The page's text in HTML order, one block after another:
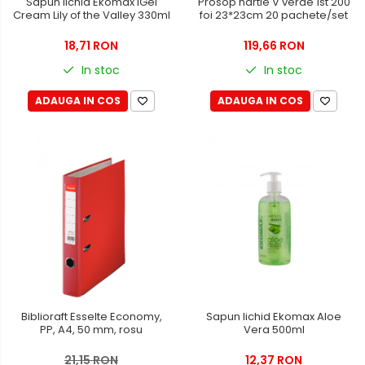
Rucsacuri
Trollere, genti si accesorii de
voiaj
Genti de umar si borsete
Genti de plaja si cumparaturi
Portofele si portcarduri RFID
Sport si accesorii outdoor
Sticle, cani si termosuri to go
Sport, jocuri si accesorii
Plaja si relaxare
Genti frigorifice
Cream Lily of the Valley 330ml
18,71 RON
In stoc
ADAUGA IN COS
foi 23*23cm 20 pachete/set
119,66 RON
In stoc
ADAUGA IN COS
Biblioraft Esselte Economy,
PP, A4, 50 mm, rosu
21,15 RON
Sapun lichid Ekomax Aloe
Vera 500ml
12,37 RON